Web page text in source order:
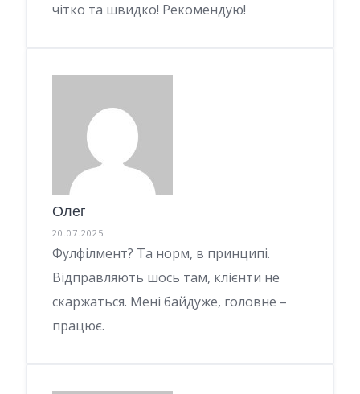
чітко та швидко! Рекомендую!
Олег
20.07.2025
Фулфілмент? Та норм, в принципі.
Відправляють шось там, клієнти не
скаржаться. Мені байдуже, головне –
працює.